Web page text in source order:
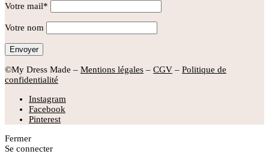
Votre mail*
Votre nom
©My Dress Made – Mentions légales – CGV – Politique de
confidentialité
Instagram
Facebook
Pinterest
Fermer
Se connecter